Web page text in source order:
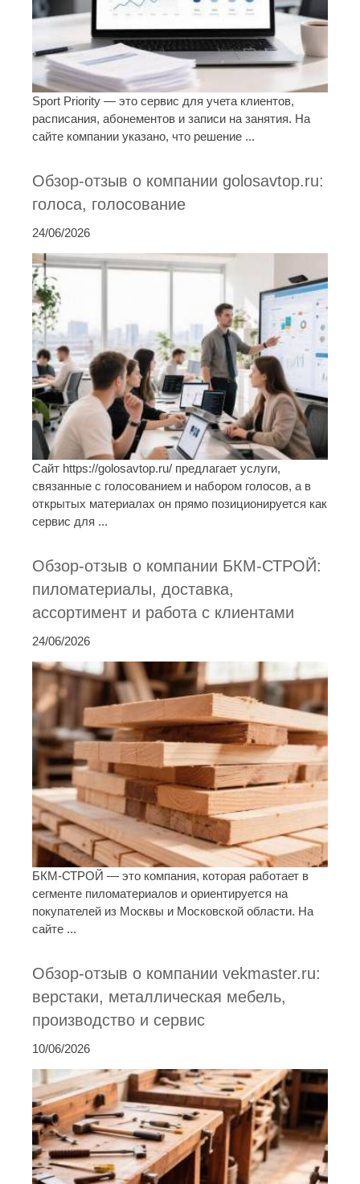
Sport Priority — это сервис для учета клиентов,
расписания, абонементов и записи на занятия. На
сайте компании указано, что решение ...
Обзор-отзыв о компании golosavtop.ru:
голоса, голосование
24/06/2026
Сайт https://golosavtop.ru/ предлагает услуги,
связанные с голосованием и набором голосов, а в
открытых материалах он прямо позиционируется как
сервис для ...
Обзор-отзыв о компании БКМ-СТРОЙ:
пиломатериалы, доставка,
ассортимент и работа с клиентами
24/06/2026
БКМ-СТРОЙ — это компания, которая работает в
сегменте пиломатериалов и ориентируется на
покупателей из Москвы и Московской области. На
сайте ...
Обзор-отзыв о компании vekmaster.ru:
верстаки, металлическая мебель,
производство и сервис
10/06/2026